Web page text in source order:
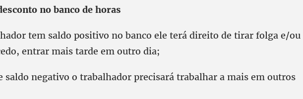
no banco de horas
tem saldo positivo no banco ele terá direito de tirar folga e/ou
entrar mais tarde em outro dia;
saldo negativo o trabalhador precisará trabalhar a mais em outros